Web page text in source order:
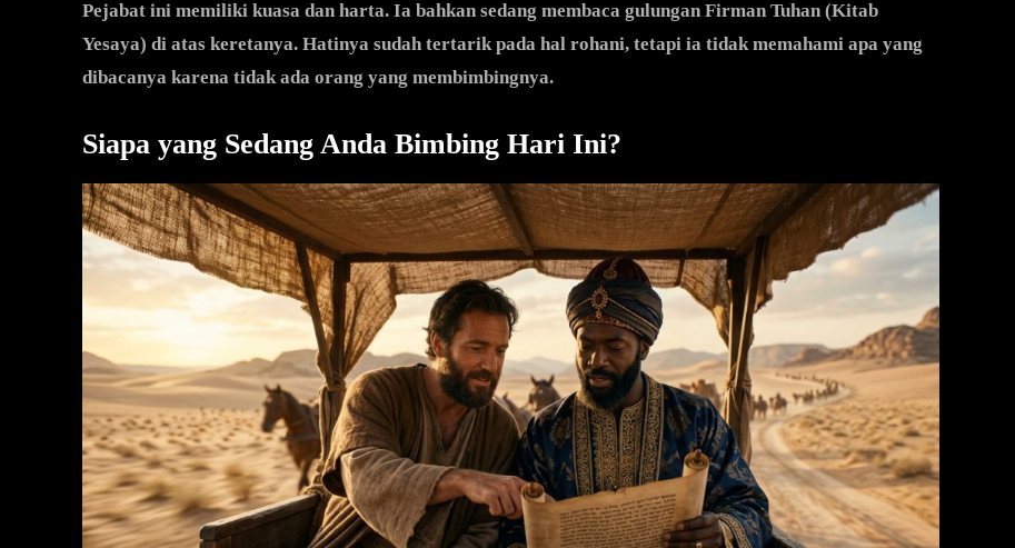
Pejabat ini memiliki kuasa dan harta. Ia bahkan sedang membaca gulungan Firman Tuhan (Kitab
Yesaya) di atas keretanya. Hatinya sudah tertarik pada hal rohani, tetapi ia tidak memahami apa yang
dibacanya karena tidak ada orang yang membimbingnya.
Siapa yang Sedang Anda Bimbing Hari Ini?